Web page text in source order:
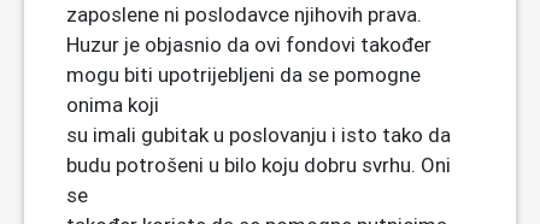
zaposlene ni poslodavce njihovih prava.
Huzur je objasnio da ovi fondovi također
mogu biti upotrijebljeni da se pomogne
onima koji
su imali gubitak u poslovanju i isto tako da
budu potrošeni u bilo koju dobru svrhu. Oni
se